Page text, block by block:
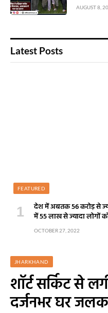
AUGUST 8,
Latest Posts
FEATURED
देश में अबतक 56 करोड़ से
में 55 लाख से ज्यादा लोगों
OCTOBER 27, 2022
JHARKHAND
शॉर्ट सर्किट से
दर्जनभर घर